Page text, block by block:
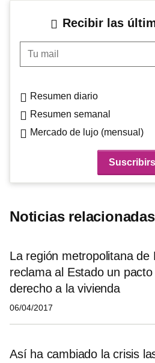
Recibir las
Tu mail
Resumen diario
Resumen semanal
Mercado de lujo (mensual)
Noticias relacionadas
La región metropolitana de
reclama al Estado un pacto
derecho a la vivienda
06/04/2017
Así ha cambiado la crisis